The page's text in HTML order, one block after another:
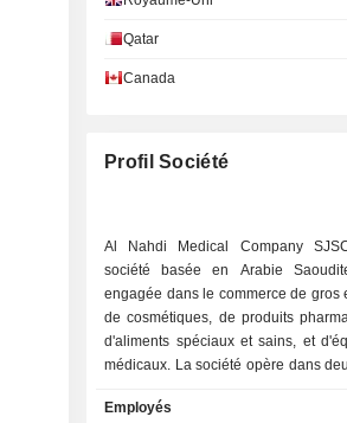
Qatar
Canada
Profil Société
Al Nahdi Medical Company
société basée en Arabie
engagée dans le commerce de gros
de cosmétiques, de produits
d'aliments spéciaux et sains, et
médicaux. La société opère dans
également des cliniques médicales
Employés